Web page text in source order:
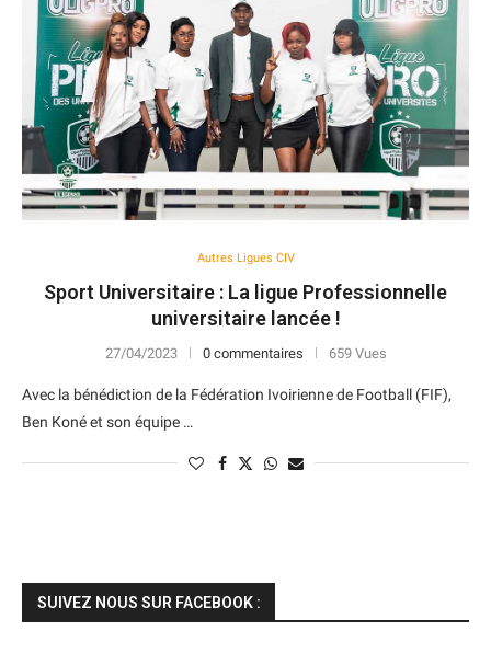
Autres Ligues CIV
Sport Universitaire : La ligue Professionnelle
universitaire lancée !
27/04/2023 0 commentaires 659 Vues
Avec la bénédiction de la Fédération Ivoirienne de Football (FIF),
Ben Koné et son équipe …
SUIVEZ NOUS SUR FACEBOOK :